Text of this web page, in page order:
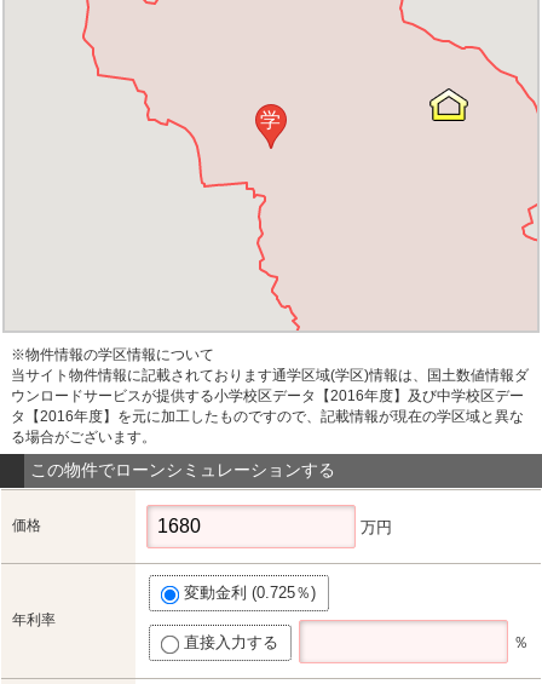
学
※物件情報の学区情報について
当サイト物件情報に記載されております通学区域(学区)情報は、国土数値情報ダ
ウンロードサービスが提供する小学校区データ【2016年度】及び中学校区デー
タ【2016年度】を元に加工したものですので、記載情報が現在の学区域と異な
る場合がございます。
この物件でローンシミュレーションする
価格 万円
年利率
変動金利 (0.725％)
直接入力する ％